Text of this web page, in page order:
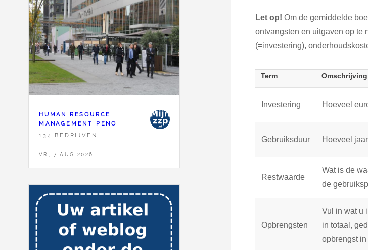
HUMAN RESOURCE
MANAGEMENT PENO
134 BEDRIJVEN,
VR, 7 AUG 2026
Let op! Om de gemiddelde
ontvangsten en uitgaven op te
(=investering),
Term Omschrijving
Investering Hoeveel
Gebruiksduur Hoeveel
Restwaarde
Wat is de
de
Opbrengsten
Vul in wat u
in totaal,
opbrengst in